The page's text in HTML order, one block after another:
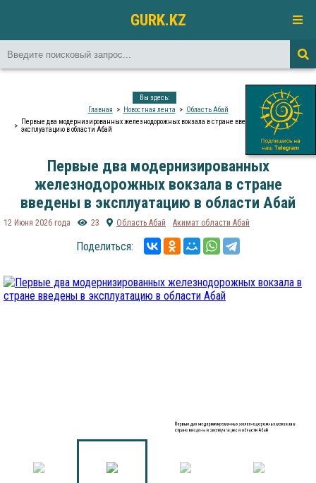
GURK.KZ
Вы здесь:
Главная
Новостная лента
Область Абай
Первые два модернизированных железнодорожных вокзала в стране введены в
эксплуатацию в области Абай
Первые два модернизированных
железнодорожных вокзала в стране
введены в эксплуатацию в области Абай
12 Июня 2026 года 23 Область Абай Акимат области Абай
Поделиться:
Первые два модернизированных железнодорожных вокзала в
стране введены в эксплуатацию в области Абай